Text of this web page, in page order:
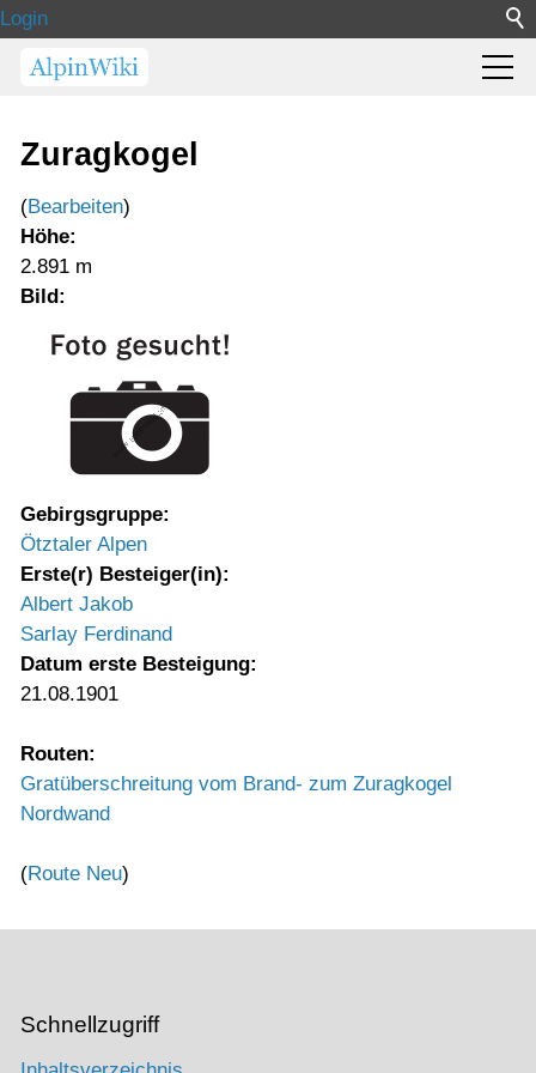
Login
Zuragkogel
(Bearbeiten)
Höhe:
2.891 m
Bild:
Gebirgsgruppe:
Ötztaler Alpen
Erste(r) Besteiger(in):
Albert Jakob
Sarlay Ferdinand
Datum erste Besteigung:
21.08.1901
Routen:
Gratüberschreitung vom Brand- zum Zuragkogel
Nordwand
(Route Neu)
Schnellzugriff